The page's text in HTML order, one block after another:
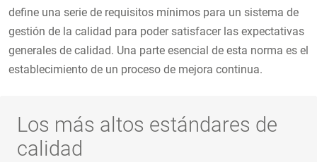
define una serie de requisitos mínimos para un sistema de
gestión de la calidad para poder satisfacer las expectativas
generales de calidad. Una parte esencial de esta norma es el
establecimiento de un proceso de mejora continua.
Los más altos estándares de
calidad